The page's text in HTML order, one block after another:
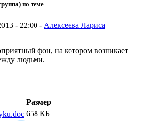
по теме
- 22:00 - Алексеева Лариса
фон, на котором возникает
людьми.
Размер
658 КБ